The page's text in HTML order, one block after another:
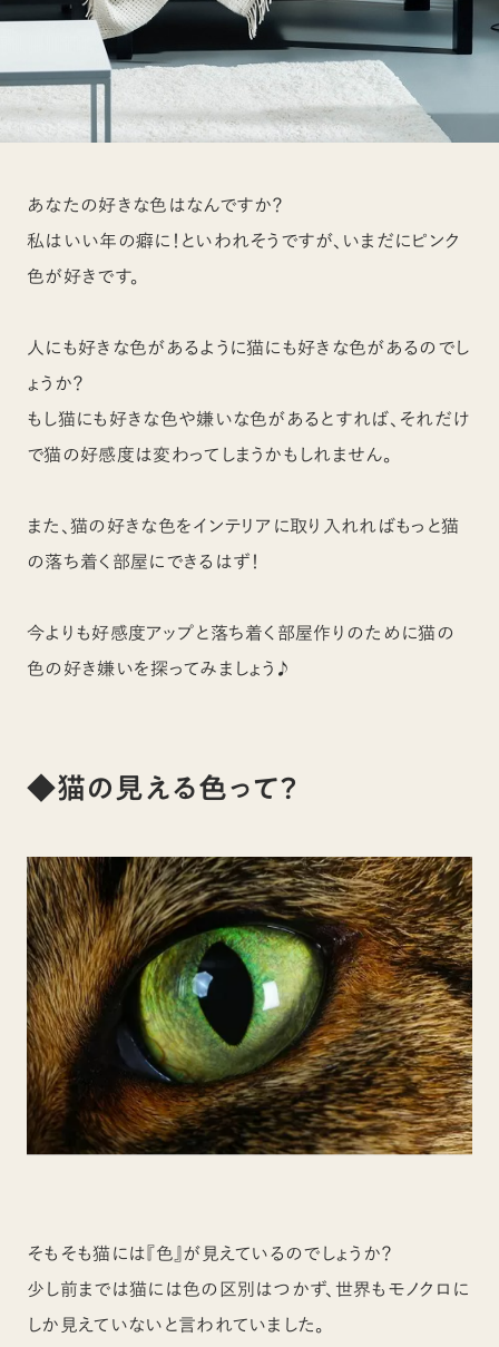
あなたの好きな色はなんですか？
私はいい年の癖に！といわれそうですが、いまだにピンク
色が好きです。
人にも好きな色があるように猫にも好きな色があるのでし
ょうか？
もし猫にも好きな色や嫌いな色があるとすれば、それだけ
で猫の好感度は変わってしまうかもしれません。
また、猫の好きな色をインテリアに取り入れればもっと猫
の落ち着く部屋にできるはず！
今よりも好感度アップと落ち着く部屋作りのために猫の
色の好き嫌いを探ってみましょう♪
◆猫の見える色って？
そもそも猫には『色』が見えているのでしょうか？
少し前までは猫には色の区別はつかず、世界もモノクロに
しか見えていないと言われていました。